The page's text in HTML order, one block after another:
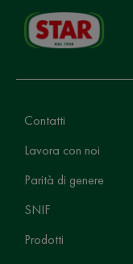
Contatti
Lavora con noi
Parità di genere
SNIF
Prodotti